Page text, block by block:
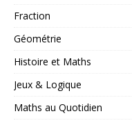
Fraction
Géométrie
Histoire et Maths
Jeux & Logique
Maths au Quotidien